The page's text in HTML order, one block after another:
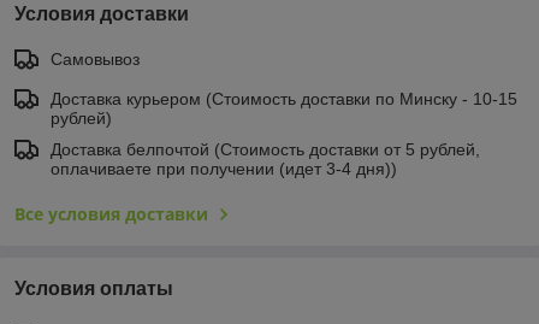
Условия доставки
Самовывоз
Доставка курьером (Стоимость доставки по Минску - 10-15
рублей)
Доставка белпочтой (Стоимость доставки от 5 рублей,
оплачиваете при получении (идет 3-4 дня))
Все условия доставки
Условия оплаты